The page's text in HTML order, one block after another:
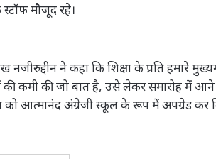
मौजूद रहे।
ने कहा कि शिक्षा के प्रति हमारे
की कमी की जो बात है, उसे लेकर समारोह में
को आत्मानंद अंग्रेजी स्कूल के रूप में अपग्रेड कर